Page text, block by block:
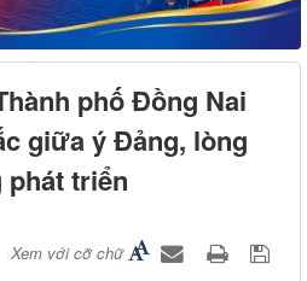
phố Đồng Nai
giữa ý Đảng, lòng
phát triển
Xem với cỡ chữ